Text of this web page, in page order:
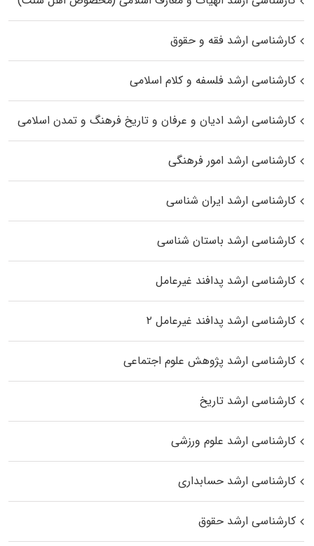
کارشناسی ارشد فقه و حقوق
کارشناسی ارشد فلسفه و کلام اسلامی
کارشناسی ارشد ادیان و عرفان و تاریخ فرهنگ و تمدن اسلامی
کارشناسی ارشد امور فرهنگی
کارشناسی ارشد ایران شناسی
کارشناسی ارشد باستان شناسی
کارشناسی ارشد پدافند غیرعامل
کارشناسی ارشد پدافند غیرعامل ۲
کارشناسی ارشد پژوهش علوم اجتماعی
کارشناسی ارشد تاریخ
کارشناسی ارشد علوم ورزشی
کارشناسی ارشد حسابداری
کارشناسی ارشد حقوق